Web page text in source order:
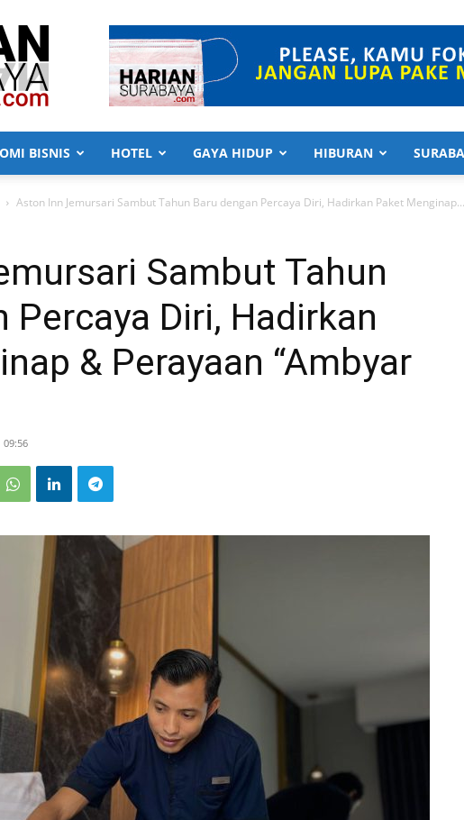
BISNIS HOTEL GAYA HIDUP HIBURAN
Aston Inn Jemursari Sambut Tahun Baru dengan Percaya Diri, Hadirkan Paket Menginap...
Sambut Tahun
Percaya Diri, Hadirkan
& Perayaan “Ambyar